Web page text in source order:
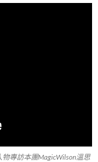
專訪本團MagicWilson溫思